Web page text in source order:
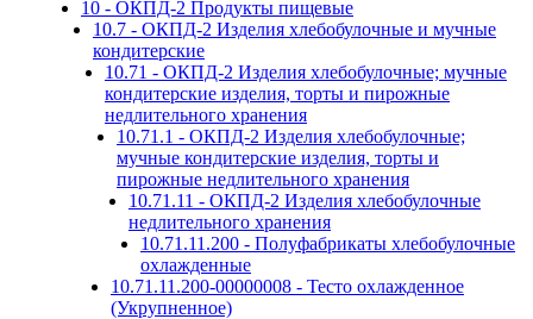
10 - ОКПД-2 Продукты пищевые
10.7 - ОКПД-2 Изделия хлебобулочные и мучные
кондитерские
10.71 - ОКПД-2 Изделия хлебобулочные; мучные
кондитерские изделия, торты и пирожные
недлительного хранения
10.71.1 - ОКПД-2 Изделия хлебобулочные;
мучные кондитерские изделия, торты и
пирожные недлительного хранения
10.71.11 - ОКПД-2 Изделия хлебобулочные
недлительного хранения
10.71.11.200 - Полуфабрикаты хлебобулочные
охлажденные
10.71.11.200-00000008 - Тесто охлажденное
(Укрупненное)